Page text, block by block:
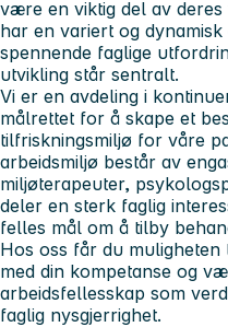
være en viktig del av deres
har en variert og
spennende faglige
utvikling står sentralt.
Vi er en avdeling i
målrettet for å skape et
tilfriskningsmiljø for våre
arbeidsmiljø består av
miljøterapeuter,
deler en sterk faglig
felles mål om å tilby
Hos oss får du
med din kompetanse og
arbeidsfellesskap som
faglig nysgjerrighet.